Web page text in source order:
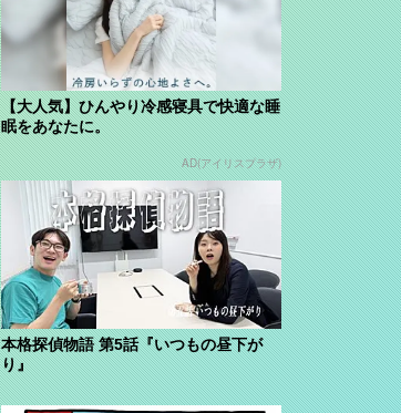
【大人気】ひんやり冷感寝具で快適な睡
眠をあなたに。
AD(アイリスプラザ)
本格探偵物語 第5話『いつもの昼下が
り』